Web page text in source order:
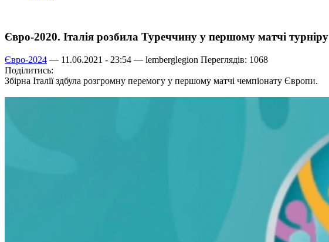
Євро-2020. Італія розбила Туреччину у першому матчі турніру
Євро-2024 — 11.06.2021 - 23:54 — lemberglegion Переглядів: 1068
Поділитись:
Збірна Італії здбула розгромну перемогу у першому матчі чемпіонату Європи.